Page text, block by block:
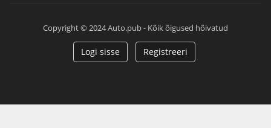
Copyright © 2024 Auto.pub - Kõik õigused hõivatud
Logi sisse Registreeri